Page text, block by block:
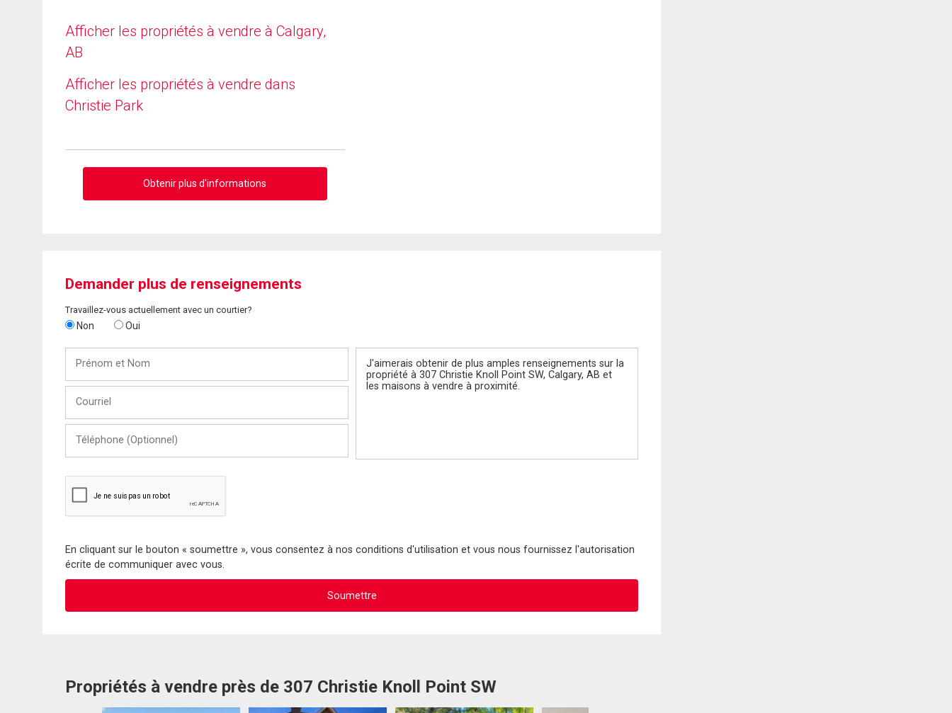
Afficher les propriétés à vendre à Calgary,
AB
Afficher les propriétés à vendre dans
Christie Park
Obtenir plus d'informations
Demander plus de renseignements
Travaillez-vous actuellement avec un courtier?
Non Oui
Nom
(Optionnel)
En cliquant sur le bouton « soumettre », vous consentez à nos conditions d'utilisation et vous nous fournissez l'autorisation
écrite de communiquer avec vous.
Propriétés à vendre près de 307 Christie Knoll Point SW